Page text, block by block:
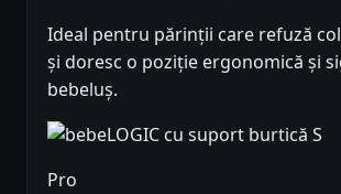
Ideal pentru părinții care refuză
și doresc o poziție ergonomică și
bebeluș.
Pro